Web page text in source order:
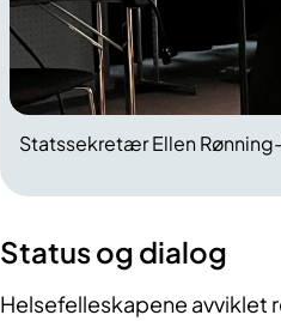
Statssekretær Ellen
Status og dialog
Helsefelleskapene avviklet